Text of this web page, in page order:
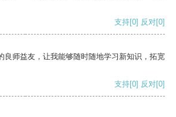
支持[0] 反对[0]
良师益友，让我能够随时随地学习新知识，拓宽
支持[0] 反对[0]